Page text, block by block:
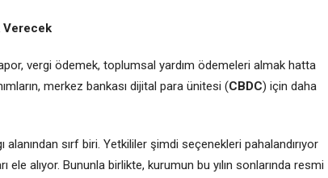
Verecek
vergi ödemek, toplumsal yardım ödemeleri almak hatta
merkez bankası dijital para ünitesi (CBDC) için daha
sırf biri. Yetkililer şimdi seçenekleri pahalandırıyor
alıyor. Bununla birlikte, kurumun bu yılın sonlarında resmi